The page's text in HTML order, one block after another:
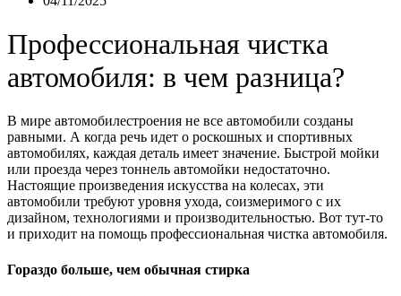
Профессиональная чистка
автомобиля: в чем разница?
В мире автомобилестроения не все автомобили созданы
равными. А когда речь идет о роскошных и спортивных
автомобилях, каждая деталь имеет значение. Быстрой мойки
или проезда через тоннель автомойки недостаточно.
Настоящие произведения искусства на колесах, эти
автомобили требуют уровня ухода, соизмеримого с их
дизайном, технологиями и производительностью. Вот тут-то
и приходит на помощь профессиональная чистка автомобиля.
Гораздо больше, чем обычная стирка